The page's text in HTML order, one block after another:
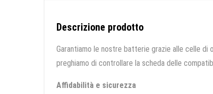
Descrizione prodotto
Garantiamo le nostre batterie grazie alle celle di
preghiamo di controllare la scheda delle
Affidabilità e sicurezza